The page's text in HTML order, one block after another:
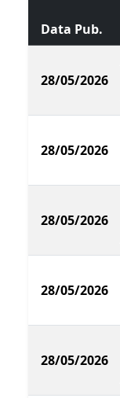
Data Pub.
28/05/2026
28/05/2026
28/05/2026
28/05/2026
28/05/2026